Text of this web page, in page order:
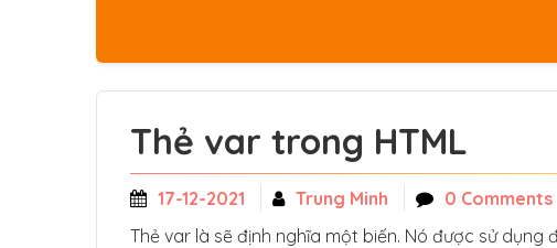
Thẻ var trong HTML
17-12-2021 Trung Minh
0 Comments
Thẻ var là sẽ định nghĩa một biến. Nó được sử